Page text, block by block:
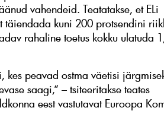
vahendeid. Teatatakse, et ELi
täiendada kuni 200 protsendini
rahaline toetus kokku ulatuda
kes peavad ostma väetisi
saagi,“ – tsiteeritakse teates
eest vastutavat Euroopa